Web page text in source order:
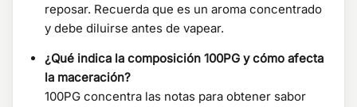
reposar. Recuerda que es un aroma concentrado
y debe diluirse antes de vapear.
¿Qué indica la composición 100PG y cómo afecta
la maceración?
100PG concentra las notas para obtener sabor